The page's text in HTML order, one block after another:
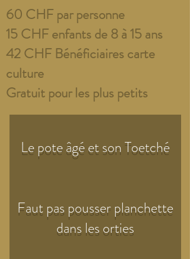
60 CHF par personne
15 CHF enfants de 8 à 15 ans
42 CHF Bénéficiaires carte
culture
Gratuit pour les plus petits
Le pote âgé et son Toetché
Faut pas pousser planchette
dans les orties